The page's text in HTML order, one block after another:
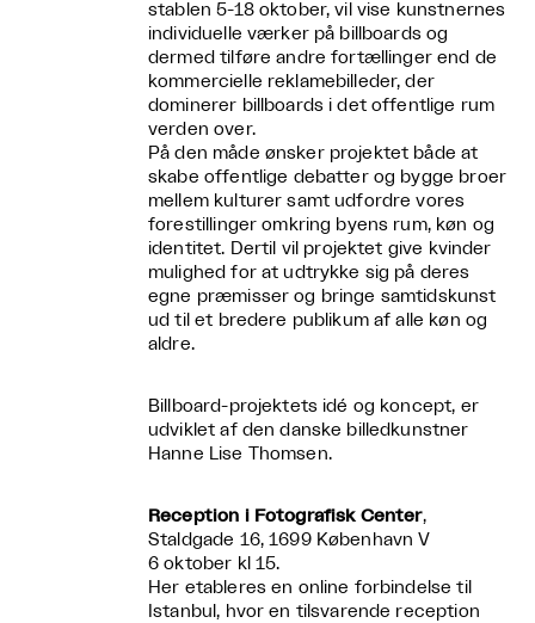
stablen 5-18 oktober, vil vise kunstnernes
individuelle værker på billboards og
dermed tilføre andre fortællinger end de
kommercielle reklamebilleder, der
dominerer billboards i det offentlige rum
verden over.
På den måde ønsker projektet både at
skabe offentlige debatter og bygge broer
mellem kulturer samt udfordre vores
forestillinger omkring byens rum, køn og
identitet. Dertil vil projektet give kvinder
mulighed for at udtrykke sig på deres
egne præmisser og bringe samtidskunst
ud til et bredere publikum af alle køn og
aldre.
Billboard-projektets idé og koncept, er
udviklet af den danske billedkunstner
Hanne Lise Thomsen.
Reception i Fotografisk Center,
Staldgade 16, 1699 København V
6 oktober kl 15.
Her etableres en online forbindelse til
Istanbul, hvor en tilsvarende reception